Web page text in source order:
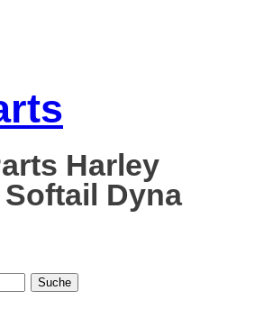
Harley
Dyna
Suche